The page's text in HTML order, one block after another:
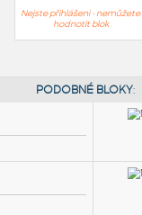
Nejste přihlášeni - nemůžete
hodnotit blok